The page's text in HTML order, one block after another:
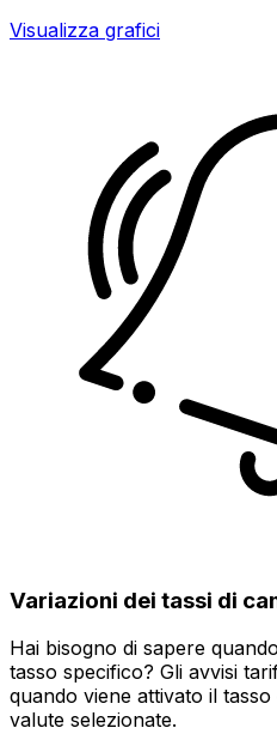
Visualizza grafici
Variazioni dei tassi di
Hai bisogno di sapere
tasso specifico? Gli avvisi
quando viene attivato il
valute selezionate.